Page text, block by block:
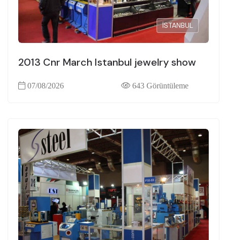
İSTANBUL
2013 Cnr March Istanbul jewelry show
07/08/2026 643 Görüntüleme